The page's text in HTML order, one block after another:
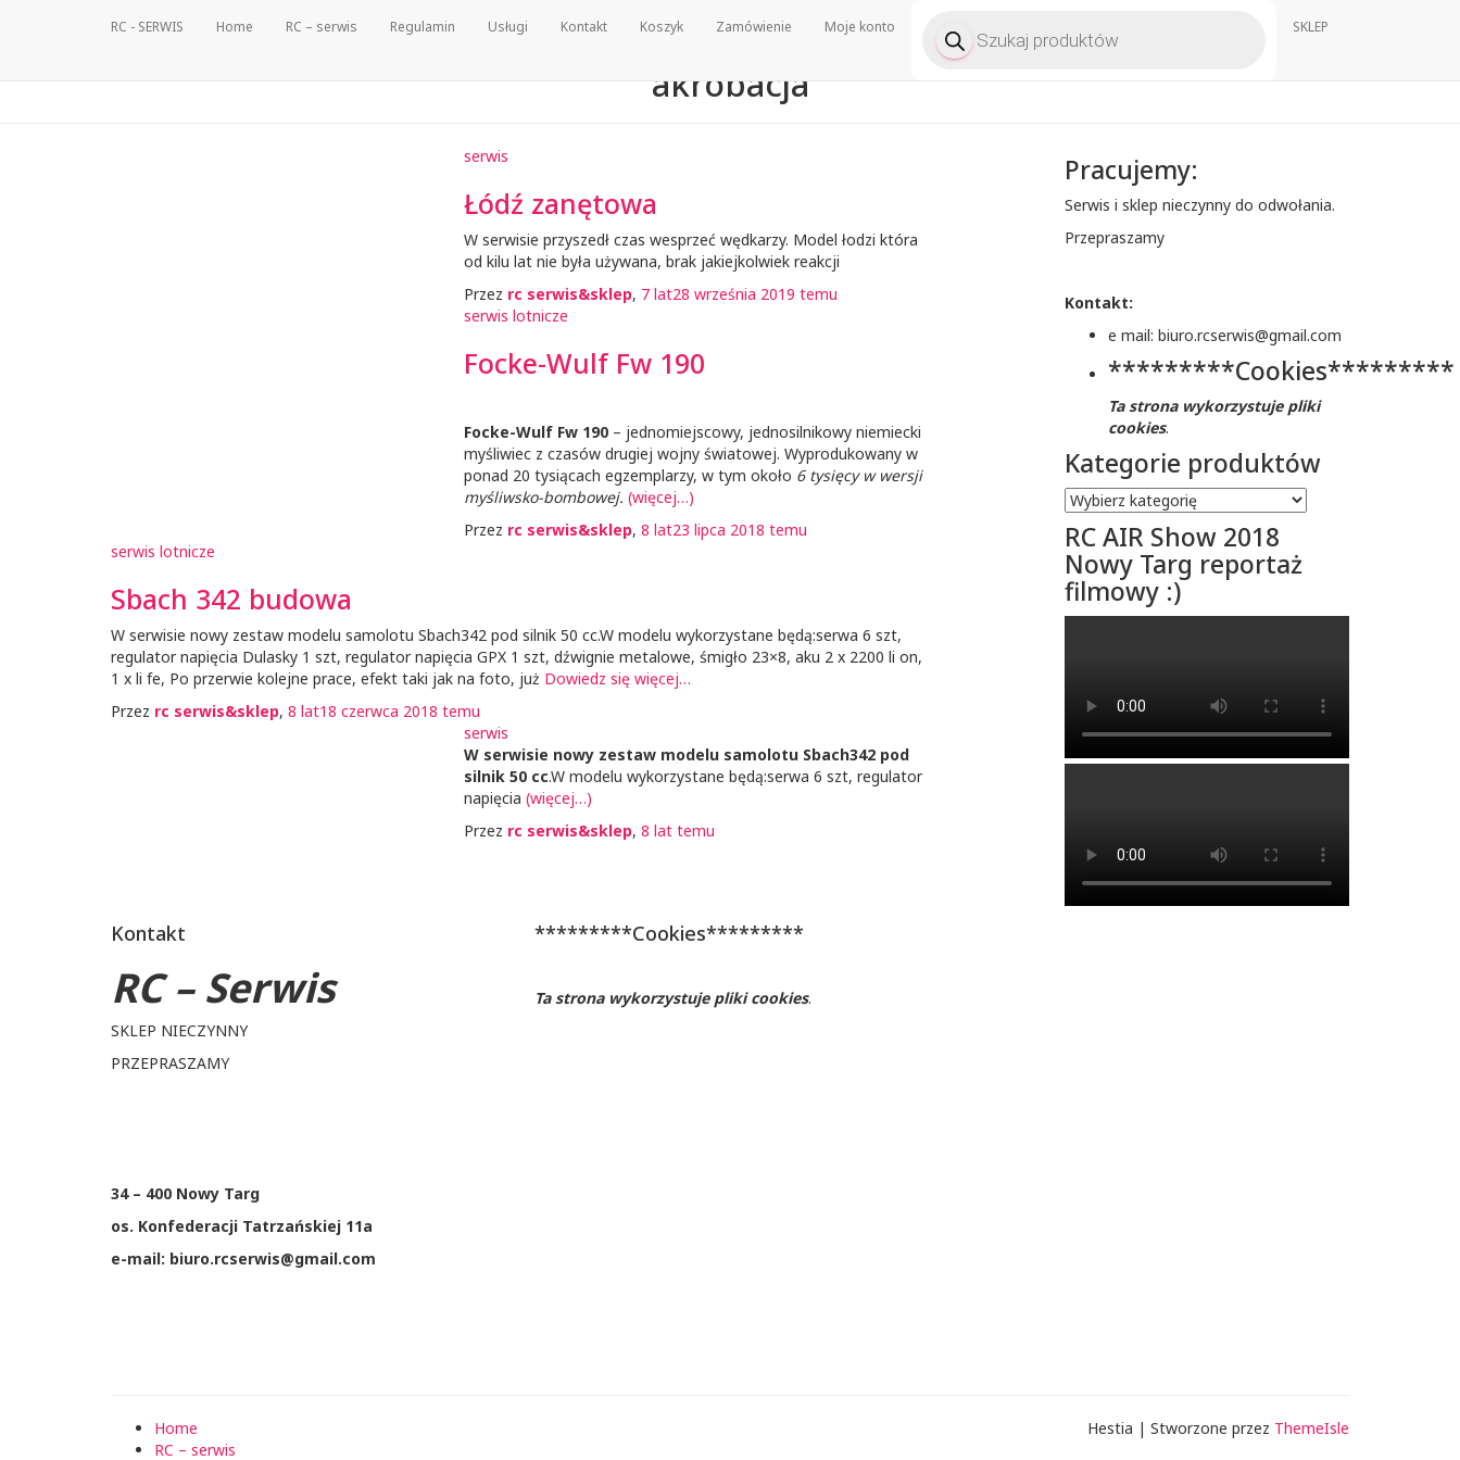
RC - SERWIS Home RC – serwis Regulamin Usługi Kontakt Koszyk Zamówienie Moje konto Wyszukiwarka
produktów SKLEP
akrobacja
serwis
Łódź zanętowa
W serwisie przyszedł czas wesprzeć wędkarzy. Model łodzi która
od kilu lat nie była używana, brak jakiejkolwiek reakcji
Przez rc serwis&sklep, 7 lat28 września 2019 temu
serwis lotnicze
Focke-Wulf Fw 190
Focke-Wulf Fw 190 – jednomiejscowy, jednosilnikowy niemiecki
myśliwiec z czasów drugiej wojny światowej. Wyprodukowany w
ponad 20 tysiącach egzemplarzy, w tym około 6 tysięcy w wersji
myśliwsko-bombowej. (więcej…)
Przez rc serwis&sklep, 8 lat23 lipca 2018 temu
serwis lotnicze
Sbach 342 budowa
W serwisie nowy zestaw modelu samolotu Sbach342 pod silnik 50 cc.W modelu wykorzystane będą:serwa 6 szt,
regulator napięcia Dulasky 1 szt, regulator napięcia GPX 1 szt, dźwignie metalowe, śmigło 23×8, aku 2 x 2200 li on,
1 x li fe, Po przerwie kolejne prace, efekt taki jak na foto, już Dowiedz się więcej…
Przez rc serwis&sklep, 8 lat18 czerwca 2018 temu
serwis
W serwisie nowy zestaw modelu samolotu Sbach342 pod
silnik 50 cc.W modelu wykorzystane będą:serwa 6 szt, regulator
napięcia (więcej…)
Przez rc serwis&sklep, 8 lat temu
Pracujemy:
Serwis i sklep nieczynny do odwołania.
Przepraszamy
Kontakt:
e mail: biuro.rcserwis@gmail.com
*********Cookies*********
Ta strona wykorzystuje pliki
cookies.
Kategorie produktów
RC AIR Show 2018
Nowy Targ reportaż
filmowy :)
Kontakt
RC – Serwis
SKLEP NIECZYNNY
PRZEPRASZAMY
34 – 400 Nowy Targ
os. Konfederacji Tatrzańskiej 11a
e-mail: biuro.rcserwis@gmail.com
*********Cookies*********
Ta strona wykorzystuje pliki cookies.
Home
RC – serwis
Hestia | Stworzone przez ThemeIsle